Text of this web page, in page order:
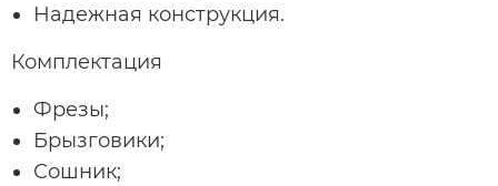
Надежная конструкция.
Комплектация
Фрезы;
Брызговики;
Сошник;